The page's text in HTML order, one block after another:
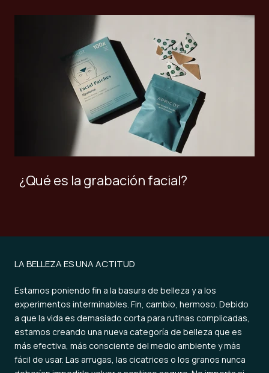
¿Qué es la grabación facial?
LA BELLEZA ES UNA ACTITUD
Estamos poniendo fin a la basura de belleza y a los
experimentos interminables. Fin, cambio, hermoso. Debido
a que la vida es demasiado corta para rutinas complicadas,
estamos creando una nueva categoría de belleza que es
más efectiva, más consciente del medio ambiente y más
fácil de usar. Las arrugas, las cicatrices o los granos nunca